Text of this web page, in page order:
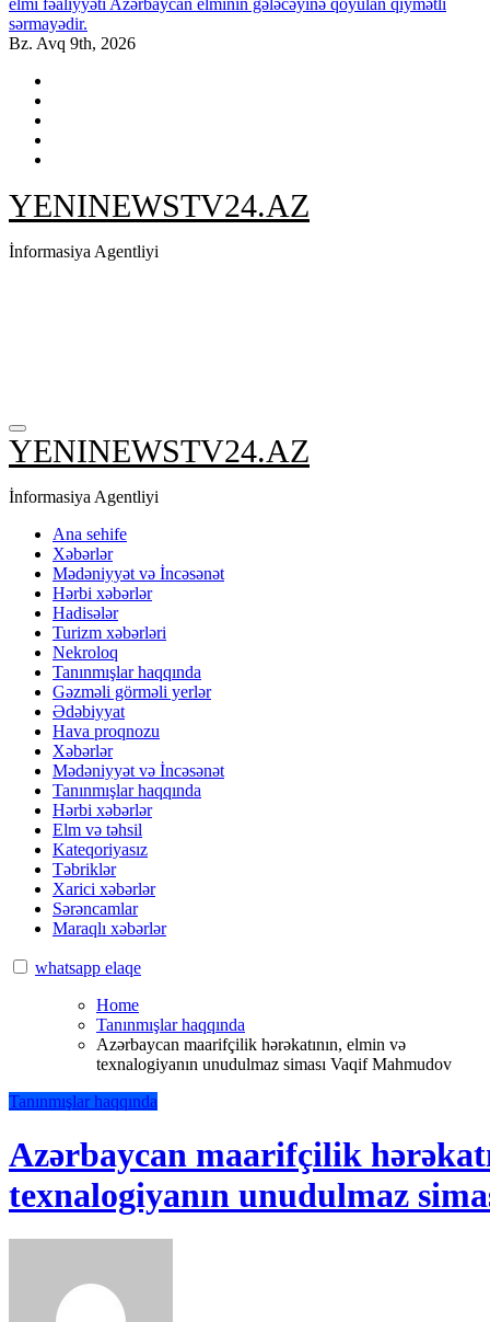
sərmayədir.
Bz. Avq 9th, 2026
YENINEWSTV24.AZ
İnformasiya Agentliyi
YENINEWSTV24.AZ
İnformasiya Agentliyi
Ana sehife
Xəbərlər
Mədəniyyət və İncəsənət
Hərbi xəbərlər
Hadisələr
Turizm xəbərləri
Nekroloq
Tanınmışlar haqqında
Gəzməli görməli yerlər
Ədəbiyyat
Hava proqnozu
Xəbərlər
Mədəniyyət və İncəsənət
Tanınmışlar haqqında
Hərbi xəbərlər
Elm və təhsil
Kateqoriyasız
Təbriklər
Xarici xəbərlər
Sərəncamlar
Maraqlı xəbərlər
whatsapp elaqe
Home
Tanınmışlar haqqında
Azərbaycan maarifçilik hərəkatının, elmin və
texnalogiyanın unudulmaz siması Vaqif Mahmudov
Tanınmışlar haqqında
Azərbaycan maarifçilik
texnalogiyanın unudulmaz